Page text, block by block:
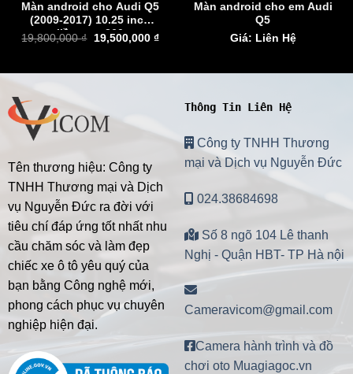
Màn android cho Audi Q5
(2009-2017) 10.25 inch
liền cam 360
19,800,000₫ 19,500,000 ₫
Màn android cho em Audi
Q5
Giá: Liên Hệ
Tên thương hiệu: Công ty
TNHH Thương mại và Dịch
vụ Nguyễn Đức ra đời với
tiêu chí đáp ứng tốt nhất nhu
cầu chăm sóc và làm đẹp
chiếc xe ô tô yêu quý của
bạn bằng Công nghệ mới,
phong cách phục vụ chuyên
nghiệp hiện đại.
Thông Tin Liên Hệ
Công ty TNHH Thương
mại và Dịch vụ Nguyễn Đức
024.38684698
Số 8 ngõ 104 Lê thanh
Nghị - Quận HBT- TP Hà nội
Cameravicom@gmail.com
Camera hành trình và đồ
chơi oto Muagiagoc.vn